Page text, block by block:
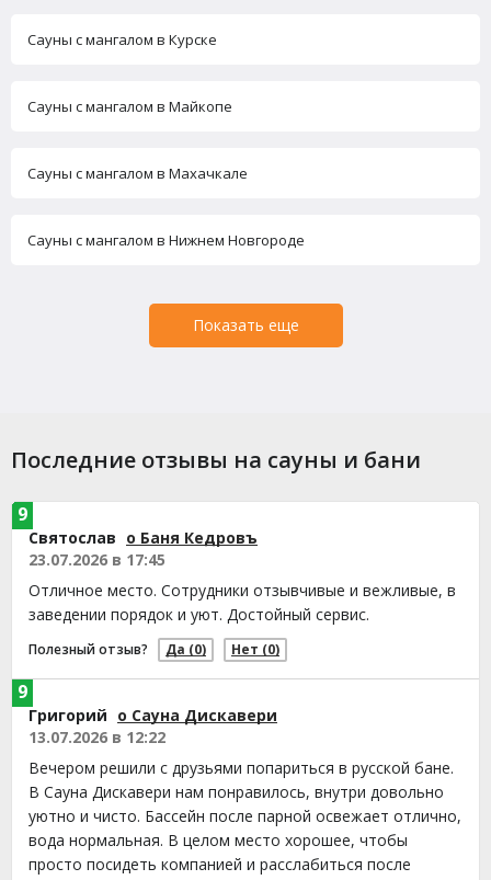
Сауны с мангалом в Курске
Сауны с мангалом в Майкопе
Сауны с мангалом в Махачкале
Сауны с мангалом в Нижнем Новгороде
Показать еще
Последние отзывы на сауны и бани
Святослав о Баня Кедровъ
23.07.2026 в 17:45
Отличное место. Сотрудники отзывчивые и вежливые, в
заведении порядок и уют. Достойный сервис.
Полезный отзыв? Да (0) Нет (0)
9
Григорий о Сауна Дискавери
13.07.2026 в 12:22
Вечером решили с друзьями попариться в русской бане.
В Сауна Дискавери нам понравилось, внутри довольно
уютно и чисто. Бассейн после парной освежает отлично,
вода нормальная. В целом место хорошее, чтобы
просто посидеть компанией и расслабиться после
9